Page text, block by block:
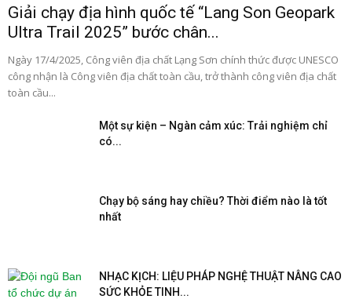
Giải chạy địa hình quốc tế “Lang Son Geopark
Ultra Trail 2025” bước chân...
Ngày 17/4/2025, Công viên địa chất Lạng Sơn chính thức được UNESCO
công nhận là Công viên địa chất toàn cầu, trở thành công viên địa chất
toàn cầu...
Một sự kiện – Ngàn cảm xúc: Trải nghiệm chỉ
có...
Chạy bộ sáng hay chiều? Thời điểm nào là tốt
nhất
NHẠC KỊCH: LIỆU PHÁP NGHỆ THUẬT NÂNG CAO
SỨC KHỎE TINH...